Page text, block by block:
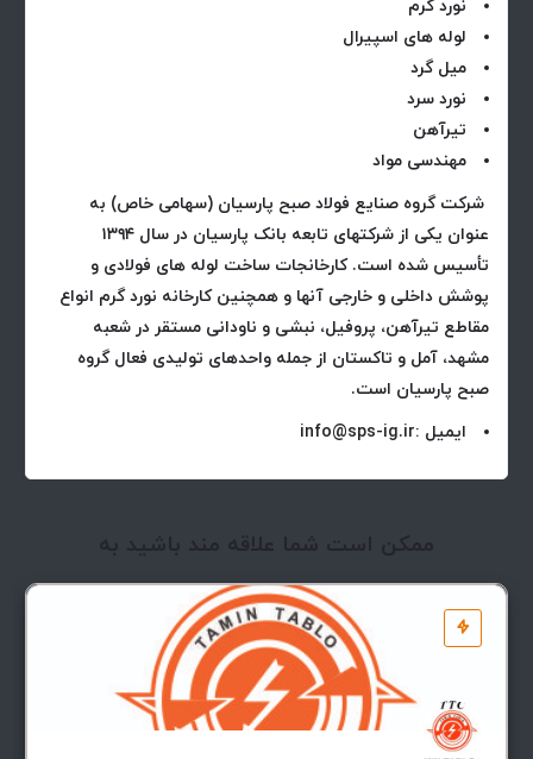
نورد گرم
لوله های اسپیرال
میل گرد
نورد سرد
تیرآهن
مهندسی مواد
شرکت گروه صنایع فولاد صبح پارسیان (سهامی خاص) به
عنوان یکی از شرکتهای تابعه بانک پارسیان در سال ۱۳۹۴
تأسیس شده است. کارخانجات ساخت لوله های فولادی و
پوشش داخلی و خارجی آنها و همچنین کارخانه نورد گرم انواع
مقاطع تیرآهن، پروفیل، نبشی و ناودانی مستقر در شعبه
مشهد، آمل و تاکستان از جمله واحدهای تولیدی فعال گروه
صبح پارسیان است.
ایمیل :info@sps-ig.ir
ممکن است شما علاقه مند باشید به